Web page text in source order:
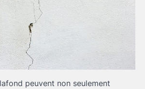
peuvent non seulement